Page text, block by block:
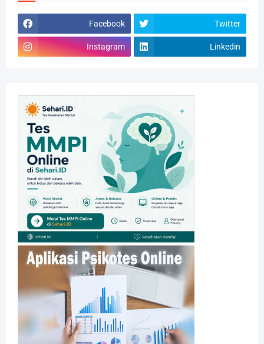
Facebook Twitter
Instagram Linkedin